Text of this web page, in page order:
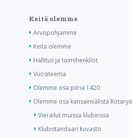
Keitä olemme
Arvopohjamme
Keitä olemme
Hallitus ja toimihenkilöt
Vuositeema
Olemme osa piiriä 1420
Olemme osa kansainvälistä Rotarya
Vierailut muissa klubeissa
Klubistandaari kuvasto